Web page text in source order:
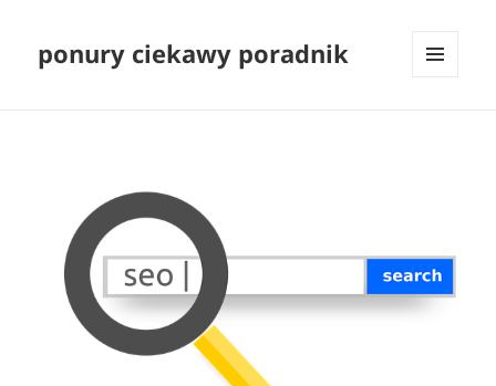
ponury ciekawy poradnik